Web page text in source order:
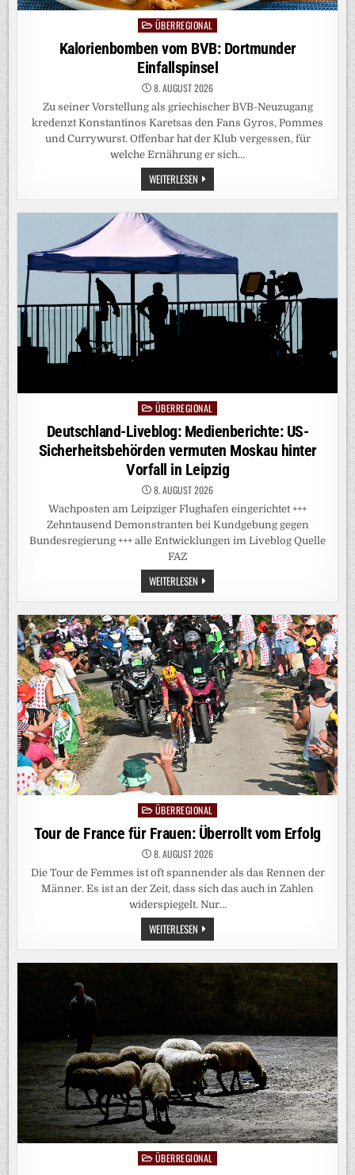
Posted
in
ÜBERREGIONAL
Kalorienbomben vom BVB: Dortmunder
Einfallspinsel
8. AUGUST 2026
Zu seiner Vorstellung als griechischer BVB-Neuzugang
kredenzt Konstantinos Karetsas den Fans Gyros, Pommes
und Currywurst. Offenbar hat der Klub vergessen, für
welche Ernährung er sich…
WEITERLESEN KALORIENBOMBEN
VOM
BVB:
DORTMUNDER
PostedÜBERREGIONAL
Deutschland-Liveblog: Medienberichte: US-
Sicherheitsbehörden vermuten Moskau hinter
Vorfall in Leipzig
8. AUGUST 2026
Wachposten am Leipziger Flughafen eingerichtet +++
Zehntausend Demonstranten bei Kundgebung gegen
Bundesregierung +++ alle Entwicklungen im Liveblog Quelle
FAZ
WEITERLESEN DEUTSCHLAND-
LIVEBLOG:
MEDIENBERICHTE:
US-
SICHERHEITSBEHÖRDEN
VERMUTEN
MOSKAU
HINTER
VORFALL
IN
LEIPZIG
Posted
in
ÜBERREGIONAL
Tour de France für Frauen: Überrollt vom Erfolg
8. AUGUST 2026
Die Tour de Femmes ist oft spannender als das Rennen der
Männer. Es ist an der Zeit, dass sich das auch in Zahlen
widerspiegelt. Nur…
WEITERLESEN TOUR
DE
FRANCE
FÜR
FRAUEN:
ÜBERROLLT
VOM
ERFOLG
PostedÜBERREGIONAL